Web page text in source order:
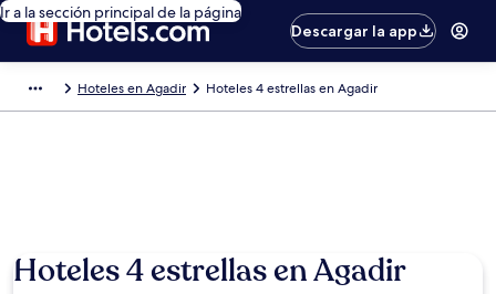
Ir a la sección principal de la página
Descargar la app
Hoteles en Agadir Hoteles 4 estrellas en Agadir
Hoteles 4 estrellas en Agadir